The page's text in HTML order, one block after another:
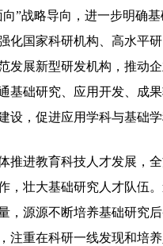
”战略导向，进一步明确
化国家科研机构、高水平研
发展新型研发机构，推动
基础研究、应用开发、成
设，促进应用学科与基础学
推进教育科技人才发展，
，壮大基础研究人才队伍
，源源不断培养基础研究
注重在科研一线发现和培